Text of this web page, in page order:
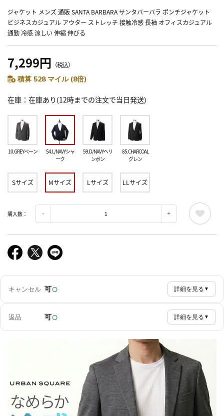
ジャケット メンズ 通販 SANTA BARBARA サンタバーバラ ポンチジャケット
ビジネスカジュアル アウター ストレッチ 接触冷感 長袖 オフィスカジュアル
通勤 冷感 涼しい 伸縮 伸びる
7,299円 （税込）
積算 528 マイル (8倍)
在庫 在庫あり(12時までの注文で当日発送)
10.GREYペーン
54.L/NAVYシャ
ーク
59.D/NAVYへリ
ンボン
85.CHARCOAL
グレン
Sサイズ Mサイズ Lサイズ LLサイズ
購入数：
キャンセル 可○ 詳細を見る ▼
返品 可○ 詳細を見る ▼